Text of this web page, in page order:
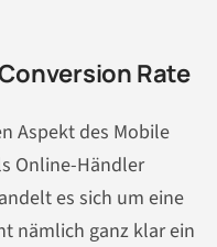
Rate
Aspekt des Mobile
Online-Händler
es sich um eine
nämlich ganz klar ein